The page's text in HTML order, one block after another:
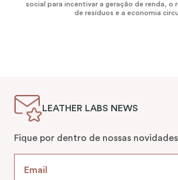
social para incentivar a geração de renda, o
de resíduos e a economia
LEATHER LABS NEWS
Fique por dentro de nossas